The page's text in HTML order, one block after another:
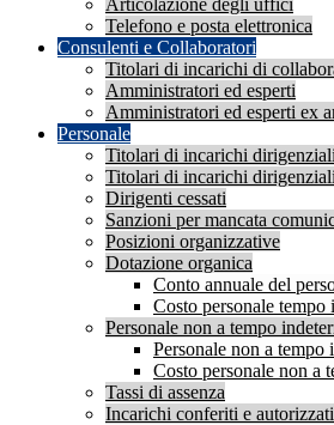
Articolazione degli uffici
Telefono e posta elettronica
Consulenti e Collaboratori
Titolari di incarichi di
Amministratori ed esperti
Amministratori ed esperti ex
Personale
Titolari di incarichi
Titolari di incarichi
Dirigenti cessati
Sanzioni per mancata
Posizioni organizzative
Dotazione organica
Conto annuale del
Costo personale tempo
Personale non a tempo
Personale non a tempo
Costo personale non a
Tassi di assenza
Incarichi conferiti e